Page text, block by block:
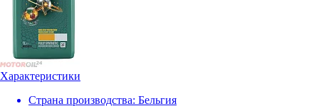
Характеристики
Страна производства: Бельгия